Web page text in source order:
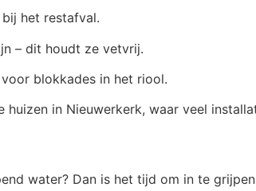
het restafval.
– dit houdt ze vetvrij.
blokkades in het riool.
in Nieuwerkerk, waar veel
water? Dan is het tijd om in te